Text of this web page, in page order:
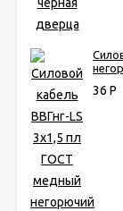
36 Р